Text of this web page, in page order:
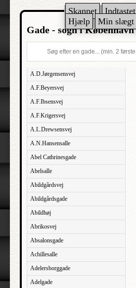
Skannet Indtastet
Hjælp
Min slægt
Gade - sogn i København
A.D.Jørgensensvej
A.F.Beyersvej
A.F.Ibsensvej
A.F.Krigersvej
A.L.Drewsensvej
A.N.Hansensalle
Abel Cathrinesgade
Abelsalle
Abildgårdsvej
Abildgårdsgade
Abildhøj
Abrikosvej
Absalonsgade
Achillesalle
Adelersborggade
Adelgade